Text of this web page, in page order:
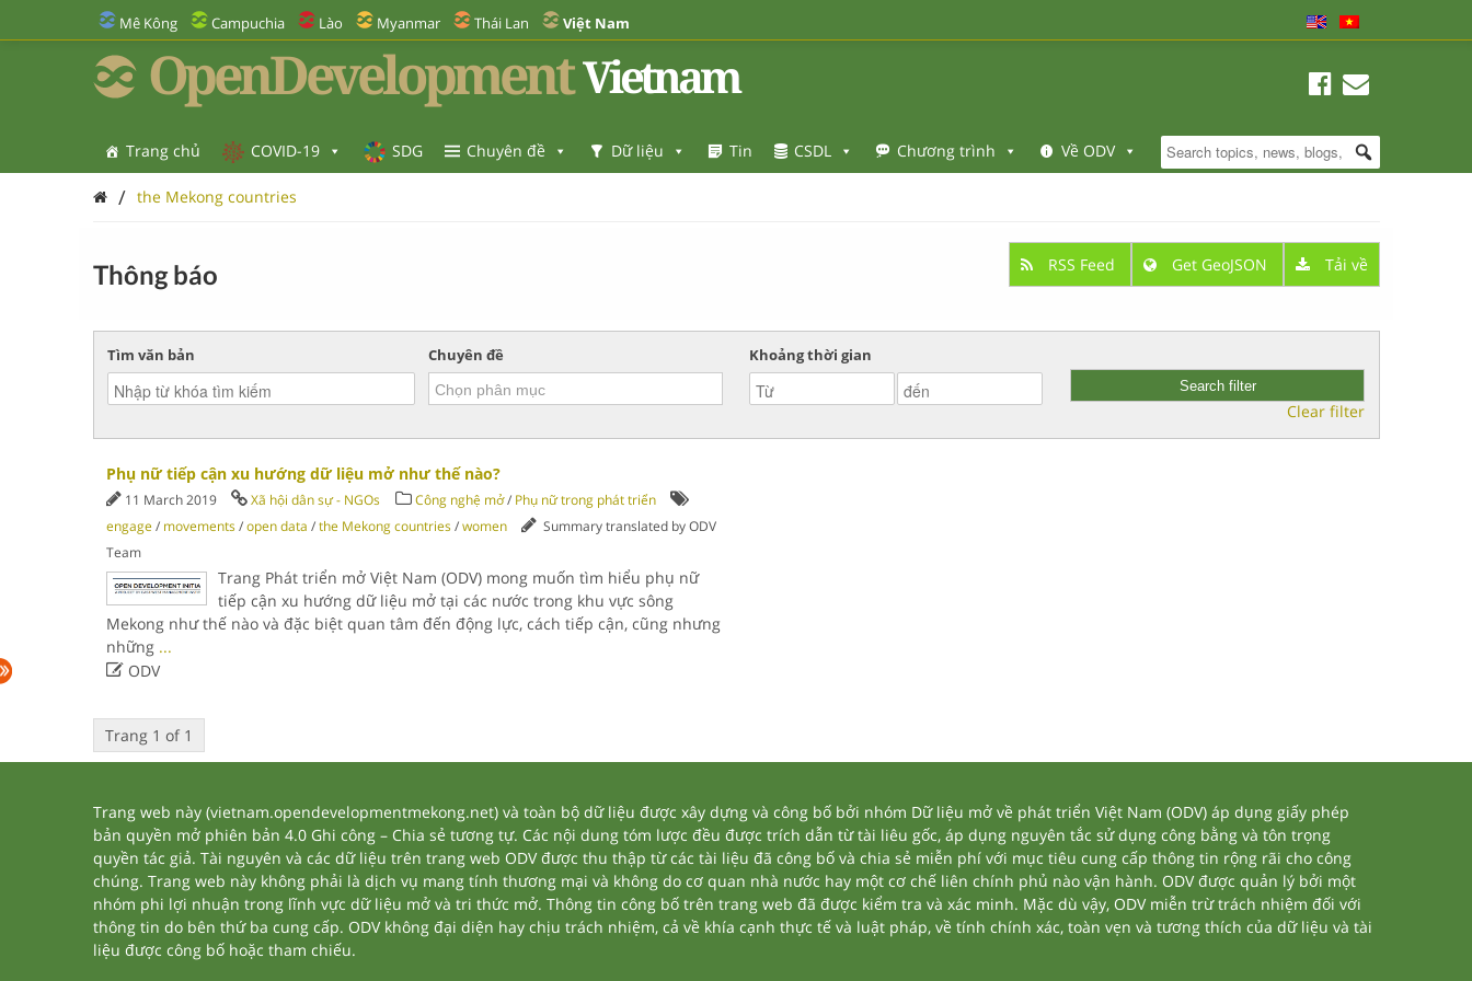
Mê Kông Campuchia Lào Myanmar Thái Lan Việt Nam
OpenDevelopment Vietnam
Trang chủ COVID-19 SDG Chuyên đề Dữ liệu Tin CSDL Chương trình Về ODV
/ the Mekong countries
Thông báo RSS Feed Get GeoJSON Tải về
Tìm văn bản Chuyên đề Khoảng thời gian
Clear filter
Phụ nữ tiếp cận xu hướng dữ liệu mở như thế nào?
11 March 2019 Xã hội dân sự - NGOs Công nghệ mở/ Phụ nữ trong phát triển
engage/ movements/open data /the Mekong countries/women
Summary translated by ODV
Team
Trang Phát triển mở Việt Nam (ODV) mong muốn tìm hiểu phụ nữ
tiếp cận xu hướng dữ liệu mở tại các nước trong khu vực sông
Mekong như thế nào và đặc biệt quan tâm đến động lực, cách tiếp cận, cũng nhưng
những ...
ODV
Trang 1 of 1
Trang web này (vietnam.opendevelopmentmekong.net) và toàn bộ dữ liệu được xây dựng và công bố bởi nhóm Dữ liệu mở về phát triển Việt Nam (ODV) áp dụng giấy phép
bản quyền mở phiên bản 4.0 Ghi công – Chia sẻ tương tự. Các nội dung tóm lược đều được trích dẫn từ tài liêu gốc, áp dụng nguyên tắc sử dụng công bằng và tôn trọng
quyền tác giả. Tài nguyên và các dữ liệu trên trang web ODV được thu thập từ các tài liệu đã công bố và chia sẻ miễn phí với mục tiêu cung cấp thông tin rộng rãi cho công
chúng. Trang web này không phải là dịch vụ mang tính thương mại và không do cơ quan nhà nước hay một cơ chế liên chính phủ nào vận hành. ODV được quản lý bởi một
nhóm phi lợi nhuận trong lĩnh vực dữ liệu mở và tri thức mở. Thông tin công bố trên trang web đã được kiểm tra và xác minh. Mặc dù vậy, ODV miễn trừ trách nhiệm đối với
thông tin do bên thứ ba cung cấp. ODV không đại diện hay chịu trách nhiệm, cả về khía cạnh thực tế và luật pháp, về tính chính xác, toàn vẹn và tương thích của dữ liệu và tài
liệu được công bố hoặc tham chiếu.